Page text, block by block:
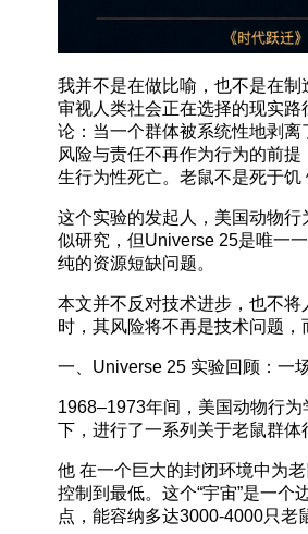
我并不是在做比喻，也不是在
审视人类社会正在选择的现实路
论：当一个群体被系统性地剥
风险与责任不再作为行为的前
生行为性死亡。老鼠不是死于饥
这个实验的发起人，美国动物
似研究，但Universe 25是唯一
纯的资源短缺问题。
本文并不反对技术进步，也不
时，其风险将不再是技术问题
一、Universe 25 实验回顾：一
1968–1973年间，美国动物行
下，进行了一系列关于老鼠群体
他 在一个巨大的封闭环境中为
控制到最低。这个“宇宙”是一
点，能容纳多达3000-4000只老